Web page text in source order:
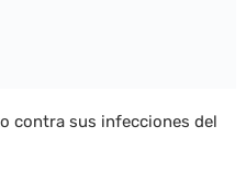
contra sus infecciones del